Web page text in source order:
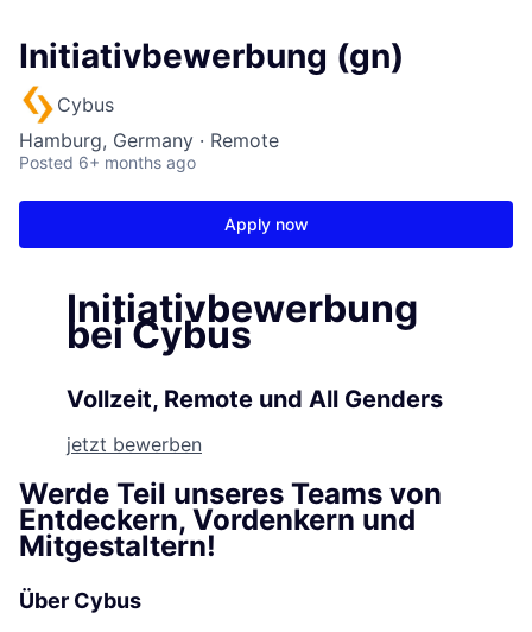
Initiativbewerbung (gn)
Cybus
Hamburg, Germany · Remote
Posted 6+ months ago
Apply now
Initiativbewerbung
bei Cybus
Vollzeit, Remote und All Genders
jetzt bewerben
Werde Teil unseres Teams von
Entdeckern, Vordenkern und
Mitgestaltern!
Über Cybus